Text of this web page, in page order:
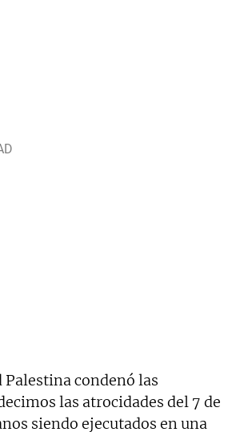
condenó las
las atrocidades del 7 de
siendo ejecutados en una